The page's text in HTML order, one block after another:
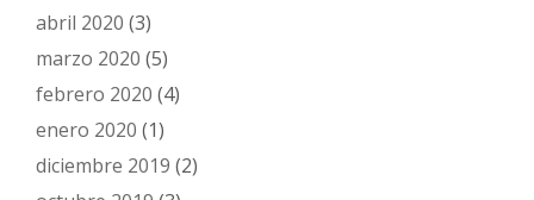
abril 2020 (3)
marzo 2020 (5)
febrero 2020 (4)
enero 2020 (1)
diciembre 2019 (2)